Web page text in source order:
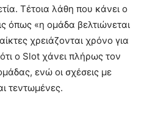
Τέτοια λάθη που κάνει ο
όπως «η ομάδα βελτιώνεται
χρειάζονται χρόνο για
ο Slot χάνει πλήρως τον
ενώ οι σχέσεις με
τεντωμένες.